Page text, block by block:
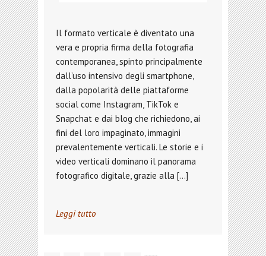
Il formato verticale è diventato una
vera e propria firma della fotografia
contemporanea, spinto principalmente
dall’uso intensivo degli smartphone,
dalla popolarità delle piattaforme
social come Instagram, TikTok e
Snapchat e dai blog che richiedono, ai
fini del loro impaginato, immagini
prevalentemente verticali. Le storie e i
video verticali dominano il panorama
fotografico digitale, grazie alla […]
Leggi tutto